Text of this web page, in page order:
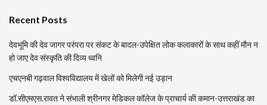
Recent Posts
देवभूमि की देव जागर परंपरा पर संकट के बादल-उपेक्षित लोक कलाकारों के साथ कहीं मौन न
हो जाए देव संस्कृति की दिव्य ध्वनि
एचएनबी गढ़वाल विश्वविद्यालय में खेलों को मिलेगी नई उड़ान
डॉ.सीएमएस.रावत ने संभाली श्रीनगर मेडिकल कॉलेज के प्राचार्य की कमान-उत्तराखंड का